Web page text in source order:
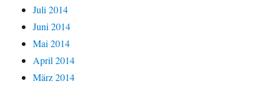
Juli 2014
Juni 2014
Mai 2014
April 2014
März 2014